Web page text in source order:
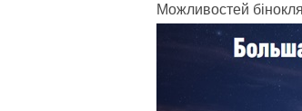
Можливостей